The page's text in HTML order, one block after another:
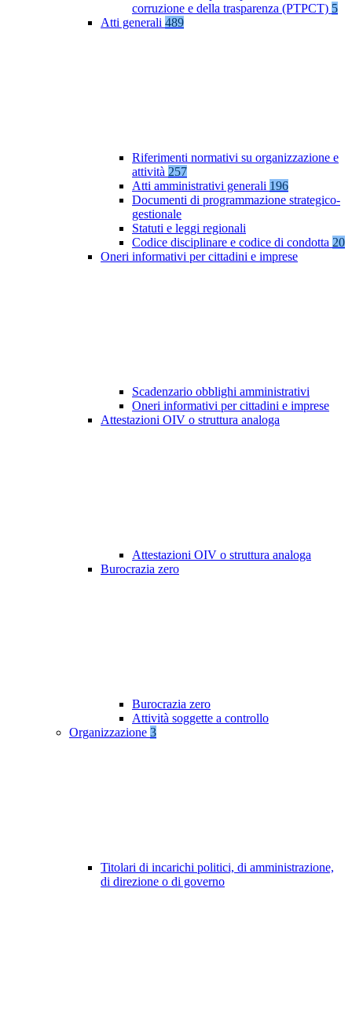
corruzione e della trasparenza (PTPCT) 5
Atti generali 489
Riferimenti normativi su organizzazione e
attività 257
Atti amministrativi generali 196
Documenti di programmazione strategico-
gestionale
Statuti e leggi regionali
Codice disciplinare e codice di condotta 20
Oneri informativi per cittadini e imprese
Scadenzario obblighi amministrativi
Oneri informativi per cittadini e imprese
Attestazioni OIV o struttura analoga
Attestazioni OIV o struttura analoga
Burocrazia zero
Burocrazia zero
Attività soggette a controllo
Organizzazione 3
Titolari di incarichi politici, di amministrazione,
di direzione o di governo